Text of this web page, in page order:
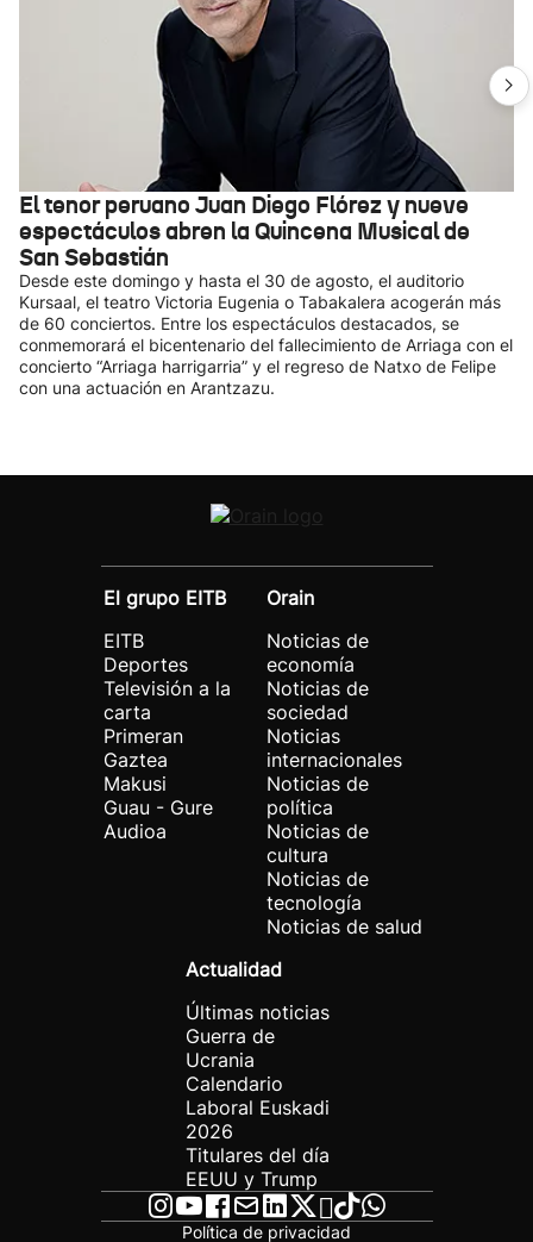
El tenor peruano Juan Diego Flórez y nueve
espectáculos abren la Quincena Musical de
San Sebastián
Desde este domingo y hasta el 30 de agosto, el auditorio
Kursaal, el teatro Victoria Eugenia o Tabakalera acogerán más
de 60 conciertos. Entre los espectáculos destacados, se
conmemorará el bicentenario del fallecimiento de Arriaga con el
concierto “Arriaga harrigarria” y el regreso de Natxo de Felipe
con una actuación en Arantzazu.
El grupo EITB
EITB
Deportes
Televisión a la
carta
Primeran
Gaztea
Makusi
Guau - Gure
Audioa
Orain
Noticias de
economía
Noticias de
sociedad
Noticias
internacionales
Noticias de
política
Noticias de
cultura
Noticias de
tecnología
Noticias de salud
Actualidad
Últimas noticias
Guerra de
Ucrania
Calendario
Laboral Euskadi
2026
Titulares del día
EEUU y Trump
Política de privacidad